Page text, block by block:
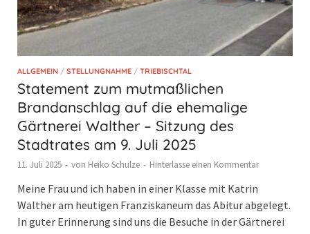
ALLGEMEIN / STELLUNGNAHME / TRIEBISCHTAL
Statement zum mutmaßlichen
Brandanschlag auf die ehemalige
Gärtnerei Walther – Sitzung des
Stadtrates am 9. Juli 2025
11. Juli 2025 - von Heiko Schulze - Hinterlasse einen Kommentar
Meine Frau und ich haben in einer Klasse mit Katrin
Walther am heutigen Franziskaneum das Abitur abgelegt.
In guter Erinnerung sind uns die Besuche in der Gärtnerei